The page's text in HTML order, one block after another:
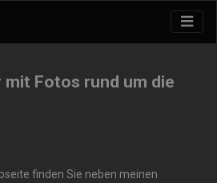
mit Fotos rund um die
finden Sie neben meinen